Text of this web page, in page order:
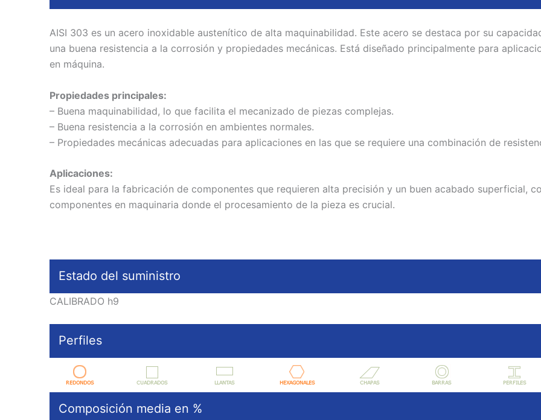
AISI 303 es un acero inoxidable austenítico de alta maquinabilidad. Este acero se destaca por su
una buena resistencia a la corrosión y propiedades mecánicas. Está diseñado principalmente para
en máquina.
Propiedades principales:
– Buena maquinabilidad, lo que facilita el mecanizado de piezas complejas.
– Buena resistencia a la corrosión en ambientes normales.
– Propiedades mecánicas adecuadas para aplicaciones en las que se requiere una combinación de
Aplicaciones:
Es ideal para la fabricación de componentes que requieren alta precisión y un buen acabado superficial,
componentes en maquinaria donde el procesamiento de la pieza es crucial.
Estado del suministro
CALIBRADO h9
Perfiles
Composición media en %